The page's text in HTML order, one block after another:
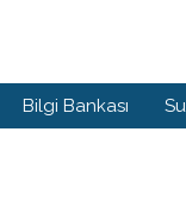
Bilgi Bankası